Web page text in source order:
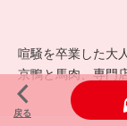
喧騒を卒業した大
京鴨と馬肉、専門
戻る